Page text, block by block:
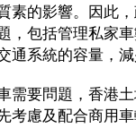
素的影響。因此
，包括管理私家
通系統的容量，
要問題，香港土
考慮及配合商用